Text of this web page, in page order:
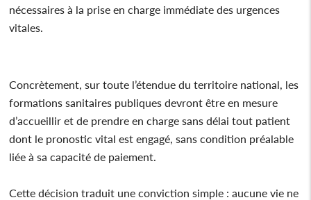
nécessaires à la prise en charge immédiate des urgences
vitales.
Concrètement, sur toute l’étendue du territoire national, les
formations sanitaires publiques devront être en mesure
d’accueillir et de prendre en charge sans délai tout patient
dont le pronostic vital est engagé, sans condition préalable
liée à sa capacité de paiement.
Cette décision traduit une conviction simple : aucune vie ne